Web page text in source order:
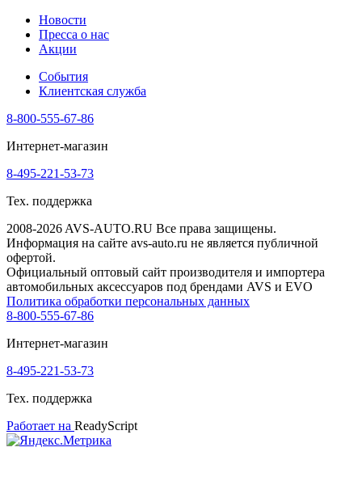
Новости
Пресса о нас
Акции
События
Клиентская служба
8-800-555-67-86
Интернет-магазин
8-495-221-53-73
Тех. поддержка
2008-2026 AVS-AUTO.RU Все права защищены.
Информация на сайте avs-auto.ru не является публичной
офертой.
Официальный оптовый сайт производителя и импортера
автомобильных аксессуаров под брендами AVS и EVO
Политика обработки персональных данных
8-800-555-67-86
Интернет-магазин
8-495-221-53-73
Тех. поддержка
Работает на ReadyScript